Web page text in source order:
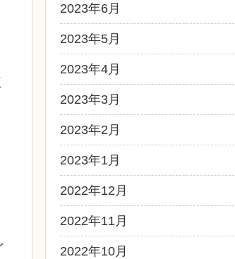
2023年6月
2023年5月
2023年4月
2023年3月
2023年2月
2023年1月
2022年12月
2022年11月
2022年10月